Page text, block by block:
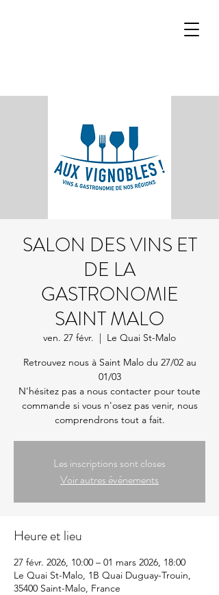
SALON DES VINS ET
DE LA
GASTRONOMIE
SAINT MALO
ven. 27 févr.
  |
Le Quai St-Malo
Retrouvez nous à Saint Malo du 27/02 au
01/03
N'hésitez pas a nous contacter pour toute
commande si vous n'osez pas venir, nous
comprendrons tout a fait.
Les inscriptions sont closes
Voir autres événements
Heure et lieu
27 févr. 2026, 10:00 – 01 mars 2026, 18:00
Le Quai St-Malo, 1B Quai Duguay-Trouin,
35400 Saint-Malo, France